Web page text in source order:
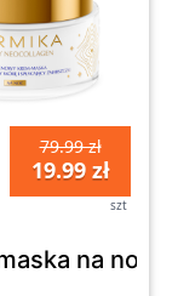
79.99 zł
19.99 zł
szt
na noc